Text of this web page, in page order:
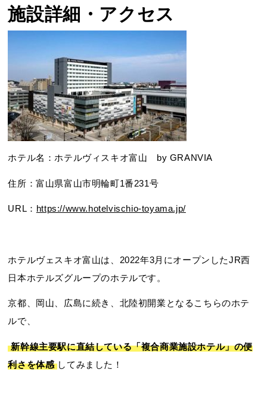
施設詳細・アクセス
ホテル名：ホテルヴィスキオ富山 by GRANVIA
住所：富山県富山市明輪町1番231号
URL： https://www.hotelvischio-toyama.jp/
ホテルヴェスキオ富山は、2022年3月にオープンしたJR西
日本ホテルズグループのホテルです。
京都、岡山、広島に続き、北陸初開業となるこちらのホテ
ルで、
新幹線主要駅に直結している「複合商業施設ホテル」の便
利さを体感 してみました！